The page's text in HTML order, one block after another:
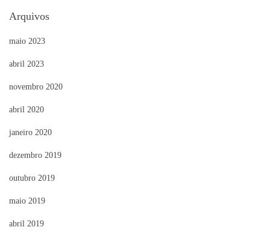
Arquivos
maio 2023
abril 2023
novembro 2020
abril 2020
janeiro 2020
dezembro 2019
outubro 2019
maio 2019
abril 2019